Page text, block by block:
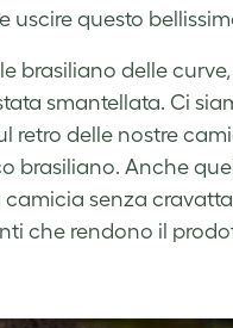
questo
brasiliano delle
smantellata. Ci
delle nostre
Anche
senza
che rendono il